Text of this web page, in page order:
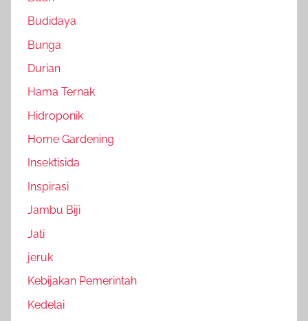
Budidaya
Bunga
Durian
Hama Ternak
Hidroponik
Home Gardening
Insektisida
Inspirasi
Jambu Biji
Jati
jeruk
Kebijakan Pemerintah
Kedelai